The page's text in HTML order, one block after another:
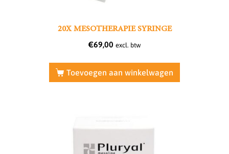
20X MESOTHERAPIE SYRINGE
€69,00 excl. btw
Toevoegen aan winkelwagen